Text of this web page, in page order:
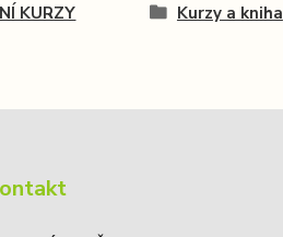
KURZY Kurzy a kniha